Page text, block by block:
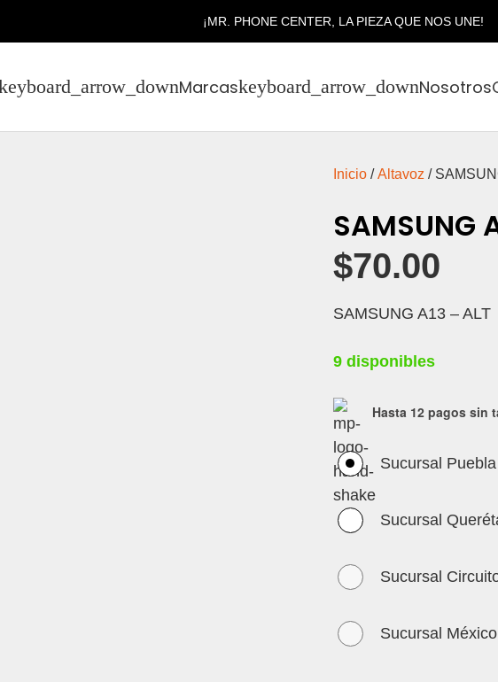
¡MR. PHONE CENTER, LA PIEZA QUE NOS UNE!
Marcas Nosotros
Inicio/Altavoz /
SAMSUNG
$70.00
SAMSUNG A13 – ALT
9 disponibles
Hasta 12 pagos sin
Sucursal Puebla
Sucursal
Sucursal
Sucursal México